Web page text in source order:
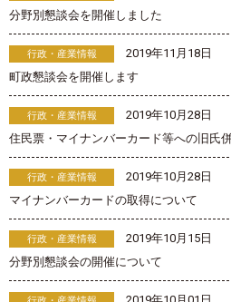
分野別懇談会を開催しました
行政・産業情報
2019年11月18日
町政懇談会を開催します
行政・産業情報
2019年10月28日
住民票・マイナンバーカード等への旧氏
行政・産業情報
2019年10月28日
マイナンバーカードの取得について
行政・産業情報
2019年10月15日
分野別懇談会の開催について